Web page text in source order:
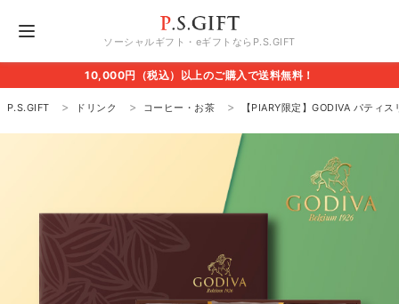
ソーシャルギフト・eギフトならP.S.GIFT
10,000円（税込）以上のご購入で送料無料！
P.S.GIFT ドリンク コーヒー・お茶 【PIARY限定】GODIVA パティ